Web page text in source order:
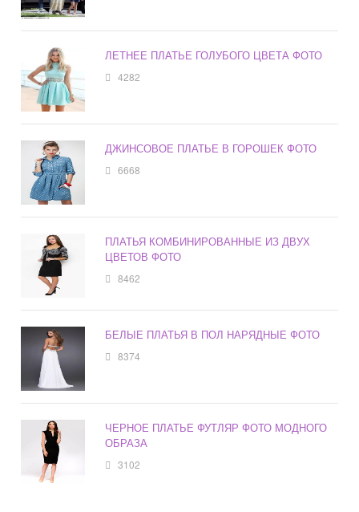
ЛЕТНЕЕ ПЛАТЬЕ ГОЛУБОГО ЦВЕТА ФОТО
4282
ДЖИНСОВОЕ ПЛАТЬЕ В ГОРОШЕК ФОТО
6668
ПЛАТЬЯ КОМБИНИРОВАННЫЕ ИЗ ДВУХ
ЦВЕТОВ ФОТО
8462
БЕЛЫЕ ПЛАТЬЯ В ПОЛ НАРЯДНЫЕ ФОТО
8374
ЧЕРНОЕ ПЛАТЬЕ ФУТЛЯР ФОТО МОДНОГО
ОБРАЗА
3102